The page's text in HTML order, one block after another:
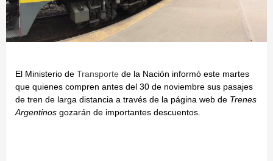
El Ministerio de Transporte de la Nación informó este martes
que quienes compren antes del 30 de noviembre sus pasajes
de tren de larga distancia a través de la página web de Trenes
Argentinos gozarán de importantes descuentos.